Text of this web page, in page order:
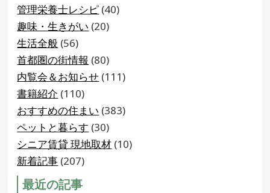
管理栄養士レシピ (40)
趣味・生きがい (20)
生活全般 (56)
首都圏の街情報 (80)
内覧会＆お知らせ (111)
書籍紹介 (110)
おすすめの住まい (383)
ペットと暮らす (30)
シニア賃貸 現地取材 (10)
新着記事 (207)
最近の記事